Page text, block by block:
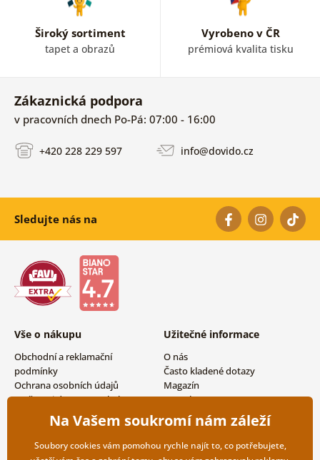
Široký sortiment
tapet a obrazů
Vyrobeno v ČR
prémiová kvalita tisku
Zákaznická podpora
v pracovních dnech Po-Pá: 07:00 - 16:00
+420 228 229 597 info@dovido.cz
Sledujte nás na
Vše o nákupu
Obchodní a reklamační
podmínky
Ochrana osobních údajů
Možnosti dopravy a platby
Vrácení zboží
Užitečné informace
O nás
Často kladené dotazy
Magazín
Kontakty
Velkoobchodní spolupráce
Na Vašem soukromí nám záleží
Soubory cookies vám pomohou rychle najít to, co potřebujete,